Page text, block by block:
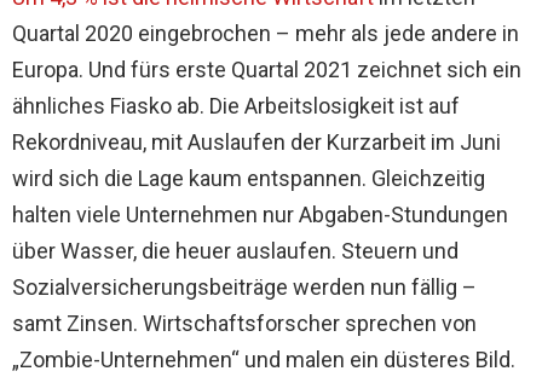
Quartal 2020 eingebrochen – mehr als jede andere in
Europa. Und fürs erste Quartal 2021 zeichnet sich ein
ähnliches Fiasko ab. Die Arbeitslosigkeit ist auf
Rekordniveau, mit Auslaufen der Kurzarbeit im Juni
wird sich die Lage kaum entspannen. Gleichzeitig
halten viele Unternehmen nur Abgaben-Stundungen
über Wasser, die heuer auslaufen. Steuern und
Sozialversicherungsbeiträge werden nun fällig –
samt Zinsen. Wirtschaftsforscher sprechen von
„Zombie-Unternehmen“ und malen ein düsteres Bild.